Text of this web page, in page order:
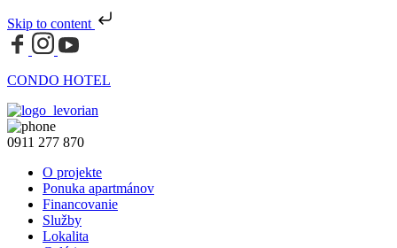
Skip to content
CONDO HOTEL
0911 277 870
O projekte
Ponuka apartmánov
Financovanie
Služby
Lokalita